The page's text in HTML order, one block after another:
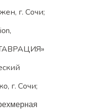
г. Сочи;
г. Сочи;